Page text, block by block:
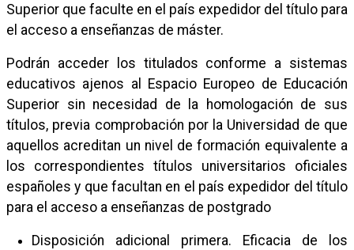
Superior que faculte en el país expedidor del título para
el acceso a enseñanzas de máster.
Podrán acceder los titulados conforme a sistemas
educativos ajenos al Espacio Europeo de Educación
Superior sin necesidad de la homologación de sus
títulos, previa comprobación por la Universidad de que
aquellos acreditan un nivel de formación equivalente a
los correspondientes títulos universitarios oficiales
españoles y que facultan en el país expedidor del título
para el acceso a enseñanzas de postgrado
Disposición adicional primera. Eficacia de los